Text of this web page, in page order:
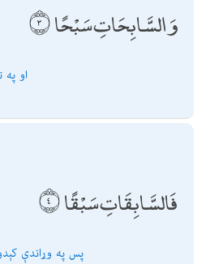
وَالسَّابِحَاتِ سَبْحًا
او په
فَالسَّابِقَاتِ سَبْقًا
پس په وړاندې